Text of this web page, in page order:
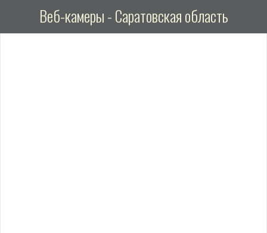
Веб-камеры - Саратовская область